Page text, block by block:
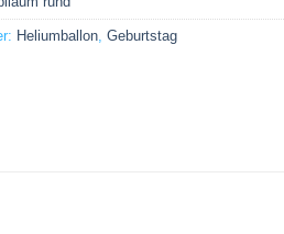
Heliumballon, Geburtstag